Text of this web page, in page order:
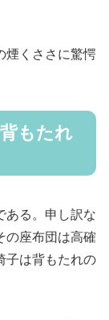
煙くささに驚愕
もたれ
ある。申し訳な
の座布団は高確
子は背もたれの